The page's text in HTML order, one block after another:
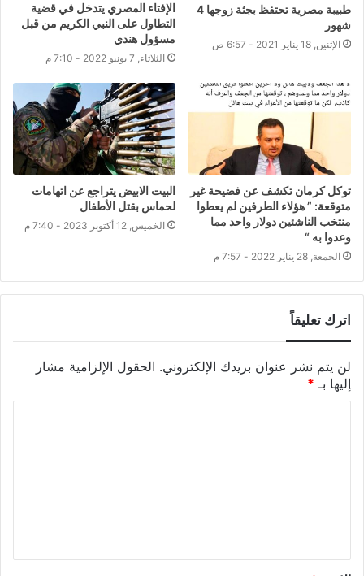
طبيبة مصرية تحتفظ بجثة زوجها 4
شهور
الإثنين, 18 يناير 2021 - 6:57 ص
الإفتاء المصري يتدخل في قضية
التطاول على النبي الكريم من قبل
مسؤول هندي
الثلاثاء, 7 يونيو 2022 - 7:10 م
توكل كرمان تكشف عن فضيحة غير
متوقعة: ” هؤلاء الطرفين لم يعطوا
منتخب الناشئين دولار واحد مما
وعدوا به “
الجمعة, 28 يناير 2022 - 7:57 م
البيت الابيض يتراجع عن اتهامات
لحماس بقتل الأطفال
الخميس, 12 أكتوبر 2023 - 7:40 م
اترك تعليقاً
لن يتم نشر عنوان بريدك الإلكتروني. الحقول الإلزامية مشار
إليها بـ *